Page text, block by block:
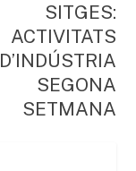
SITGES:
ACTIVITATS
D’INDÚSTRIA
SEGONA
SETMANA